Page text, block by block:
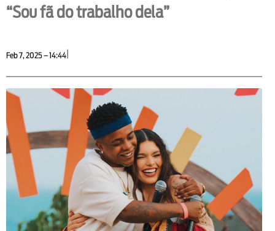
“Sou fã do trabalho dela”
Feb 7, 2025 – 14:44